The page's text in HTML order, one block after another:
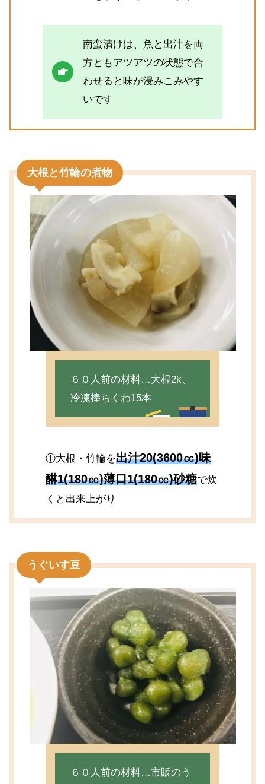
南蛮漬けは、魚と出汁を両
方ともアツアツの状態で合
わせると味が浸みこみやす
いです
大根と竹輪の煮物
６０人前の材料…大根2k、
冷凍棒ちくわ15本
①大根・竹輪を出汁20(3600㏄)味
醂1(180㏄)薄口1(180㏄)砂糖で炊
くと出来上がり
うぐいす豆
６０人前の材料…市販のう